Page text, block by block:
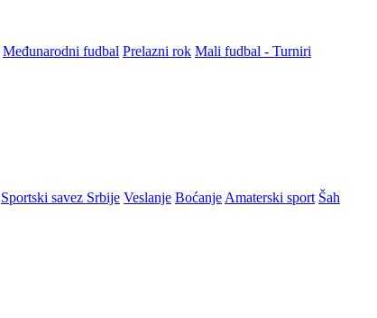
Međunarodni fudbal Prelazni rok Mali fudbal - Turniri
Sportski savez Srbije Veslanje Boćanje Amaterski sport Šah